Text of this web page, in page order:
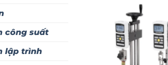
công suất
lập trình